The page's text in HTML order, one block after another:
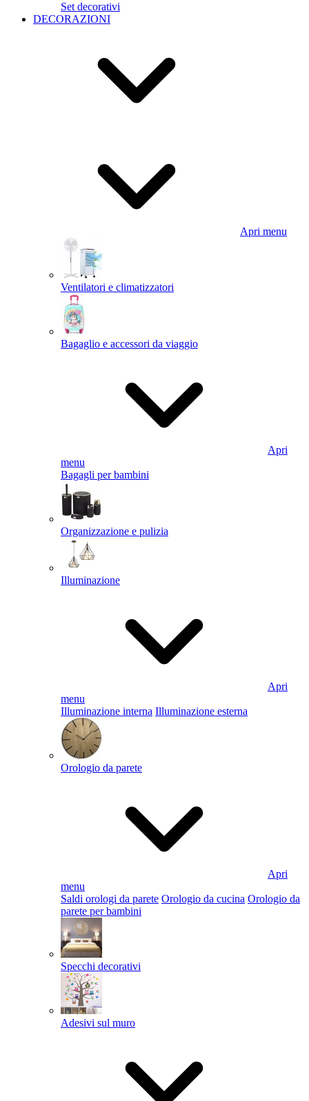
Set decorativi
DECORAZIONI
Apri menu
Ventilatori e climatizzatori
Bagaglio e accessori da viaggio
Apri
menu
Bagagli per bambini
Organizzazione e pulizia
Illuminazione
Apri
menu
Illuminazione interna Illuminazione esterna
Orologio da parete
Apri
menu
Saldi orologi da parete Orologio da cucina Orologio da
parete per bambini
Specchi decorativi
Adesivi sul muro